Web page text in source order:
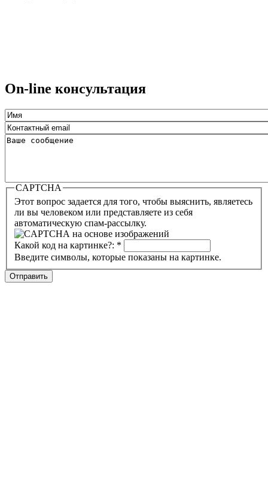
On-line консультация
CAPTCHA
Этот вопрос задается для того, чтобы выяснить, являетесь
ли вы человеком или представляете из себя
автоматическую спам-рассылку.
Какой код на картинке?: *
Введите символы, которые показаны на картинке.